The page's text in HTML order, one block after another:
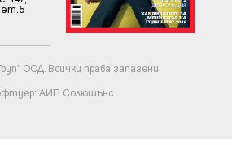
ООД. Всички права запазени.
АИП Солюшънс